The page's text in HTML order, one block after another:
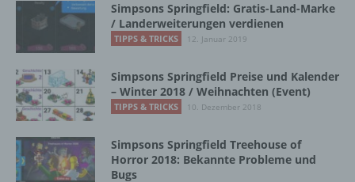
Simpsons Springfield: Gratis-Land-Marke
/ Landerweiterungen verdienen
TIPPS & TRICKS 12. Januar 2019
Simpsons Springfield Preise und Kalender
– Winter 2018 / Weihnachten (Event)
TIPPS & TRICKS 10. Dezember 2018
Simpsons Springfield Treehouse of
Horror 2018: Bekannte Probleme und
Bugs
Verantwortlicher im Sinne der Datenschutz-
Grundverordnung, sonstiger in den Mitgliedstaaten
der Europäischen Union geltenden
mit datenschutzrechtlichem Charakter ist die:
InnoMobile GmbH
Schlehenweg 20
18069 Lambrechtshagen